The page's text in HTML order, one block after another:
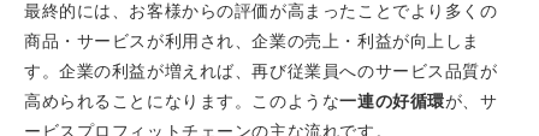
最終的には、お客様からの評価が高まったことでより多くの
商品・サービスが利用され、企業の売上・利益が向上しま
す。企業の利益が増えれば、再び従業員へのサービス品質が
高められることになります。このような一連の好循環が、サ
ービスプロフィットチェーンの主な流れです。